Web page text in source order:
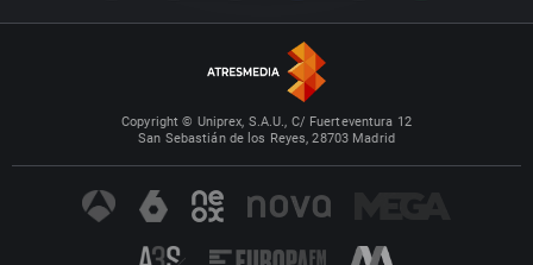
Copyright © Uniprex, S.A.U., C/ Fuerteventura 12
San Sebastián de los Reyes, 28703 Madrid